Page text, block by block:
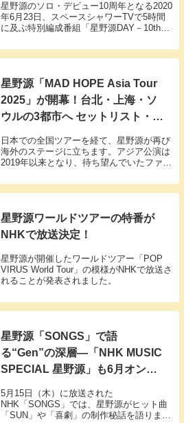
星野源のソロ・デビュー10周年となる2020
年6月23日、スペースシャワーTVで5時間
に及ぶ特別編成番組「星野源DAY－10th
星野源「MAD HOPE Asia Tour
2025」が開幕！台北・上海・ソ
ウルの3都市へ セットリスト・バ
日本での全国ツアーを経て、星野源が再び
海外のステージに立ちます。アジア公演は
2019年以来となり、待ち望んでいたファン
星野源ワールドツアーの特番が
NHKで放送決定！
星野源が開催したワールドツアー「POP
VIRUS World Tour」の模様がNHKで放送さ
れることが発表されました。
星野源「SONGS」で語
る“Gen”の深層―「NHK MUSIC
SPECIAL 星野源」も6月オンエ
5月15日（木）に放送された
NHK「SONGS」では、星野源がヒット曲
「SUN」や「喜劇」の制作秘話を語りまし